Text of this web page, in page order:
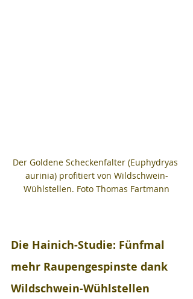
Der Goldene Scheckenfalter (Euphydryas
aurinia) profitiert von Wildschwein-
Wühlstellen. Foto Thomas Fartmann
Die Hainich-Studie: Fünfmal
mehr Raupengespinste dank
Wildschwein-Wühlstellen